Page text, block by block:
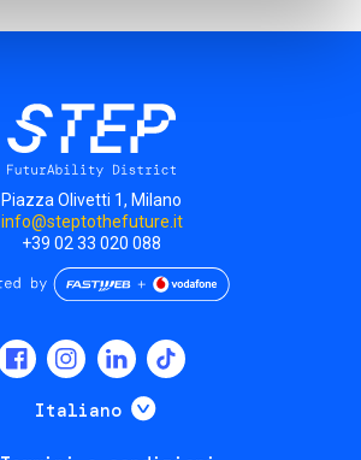
Piazza Olivetti 1, Milano
info@steptothefuture.it
+39 02 33 020 088
Italiano Mostra ulteriori